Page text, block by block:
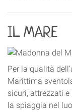
IL MARE
Per la qualità
Marittima
sicuri, attrezzati
la spiaggia nel